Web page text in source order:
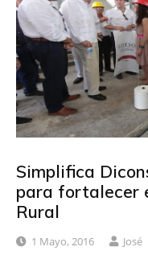
Simplifica
para fortalecer
Rural
1 Mayo, 2016 José